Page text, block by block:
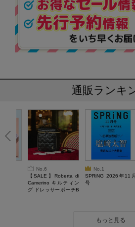
通販ランキ
No.6
【SALE】Roberta di
Camerino キルティン
グ ドレッサーポーチB
No.1
SPRiNG 2026年11月
号
もっと見る